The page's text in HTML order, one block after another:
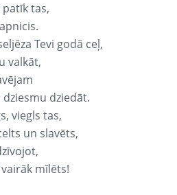
tas,
Tevi godā ceļ,
valkāt,
dziesmu dziedāt.
viegls tas,
un slavēts,
mīlēts!